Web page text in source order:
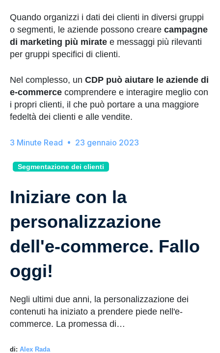
Quando organizzi i dati dei clienti in diversi gruppi
o segmenti, le aziende possono creare campagne
di marketing più mirate e messaggi più rilevanti
per gruppi specifici di clienti.
Nel complesso, un CDP può aiutare le aziende di
e-commerce comprendere e interagire meglio con
i propri clienti, il che può portare a una maggiore
fedeltà dei clienti e alle vendite.
23 gennaio 2023
Segmentazione dei clienti
Iniziare con la
personalizzazione
dell'e-commerce. Fallo
oggi!
Negli ultimi due anni, la personalizzazione dei
contenuti ha iniziato a prendere piede nell'e-
commerce. La promessa di…
di: Alex Rada